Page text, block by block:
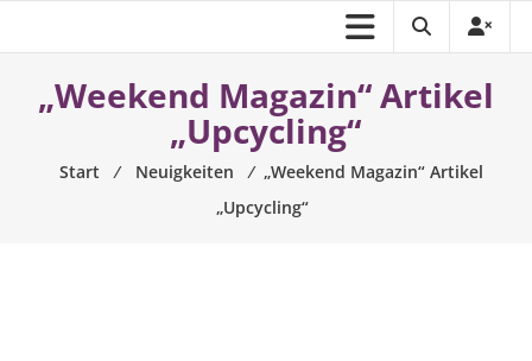
„Weekend Magazin“ Artikel
„Upcycling“
Start ⁄ Neuigkeiten ⁄ „Weekend Magazin“ Artikel
„Upcycling“